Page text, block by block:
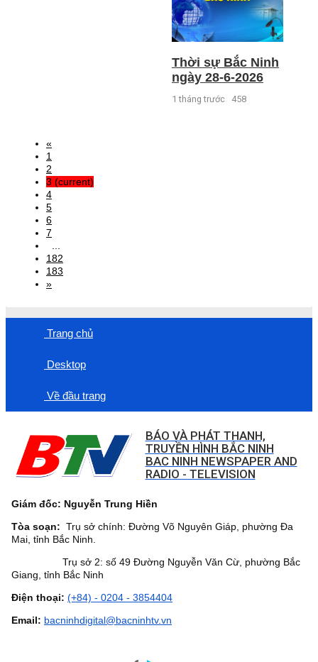
Thời sự Bắc Ninh
ngày 28-6-2026
1 tháng trước 458
«
1
2
3 (current)
4
5
6
7
182
183
»
Trang chủ
Desktop
Về đầu trang
BÁO VÀ PHÁT THANH,
TRUYỀN HÌNH BẮC NINH
BAC NINH NEWSPAPER AND
RADIO - TELEVISION
Giám đốc: Nguyễn Trung Hiền
Tòa soạn: Trụ sở chính: Đường Võ Nguyên Giáp, phường Đa
Mai, tỉnh Bắc Ninh.
Trụ sở 2: số 49 Đường Nguyễn Văn Cừ, phường Bắc
Giang, tỉnh Bắc Ninh
Điện thoại: (+84) - 0204 - 3854404
Email: bacninhdigital@bacninhtv.vn